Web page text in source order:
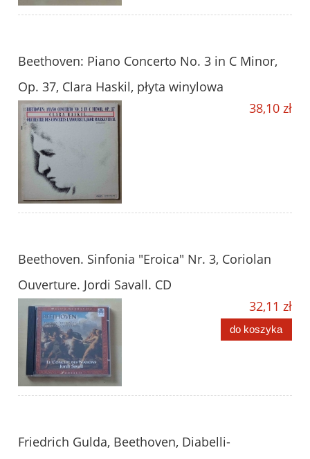
Beethoven: Piano Concerto No. 3 in C Minor,
Op. 37, Clara Haskil, płyta winylowa
38,10 zł
Beethoven. Sinfonia "Eroica" Nr. 3, Coriolan
Ouverture. Jordi Savall. CD
32,11 zł
do koszyka
Friedrich Gulda, Beethoven, Diabelli-